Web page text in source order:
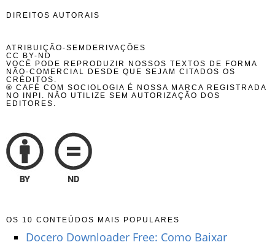
DIREITOS AUTORAIS
ATRIBUIÇÃO-SEMDERIVAÇÕES
CC BY-ND
VOCÊ PODE REPRODUZIR NOSSOS TEXTOS DE FORMA
NÃO-COMERCIAL DESDE QUE SEJAM CITADOS OS
CRÉDITOS.
® CAFÉ COM SOCIOLOGIA É NOSSA MARCA REGISTRADA
NO INPI. NÃO UTILIZE SEM AUTORIZAÇÃO DOS
EDITORES.
OS 10 CONTEÚDOS MAIS POPULARES
Docero Downloader Free: Como Baixar